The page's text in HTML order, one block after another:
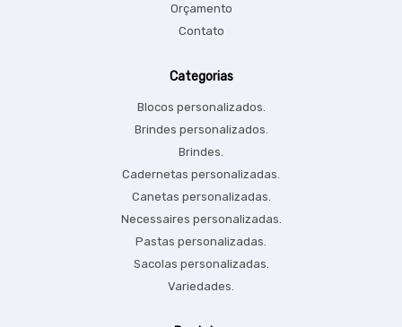
Orçamento
Contato
Categorias
Blocos personalizados.
Brindes personalizados.
Brindes.
Cadernetas personalizadas.
Canetas personalizadas.
Necessaires personalizadas.
Pastas personalizadas.
Sacolas personalizadas.
Variedades.